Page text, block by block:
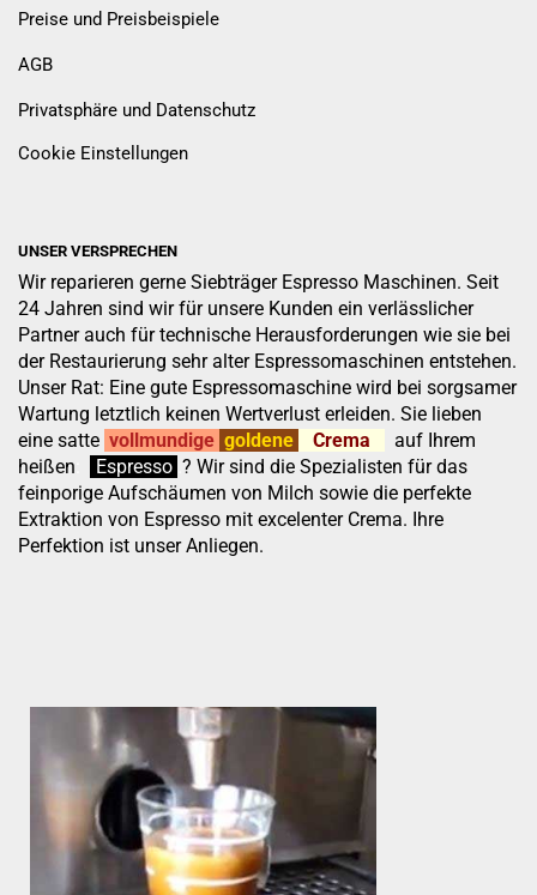
Preise und Preisbeispiele
AGB
Privatsphäre und Datenschutz
Cookie Einstellungen
UNSER VERSPRECHEN
Wir reparieren gerne Siebträger Espresso Maschinen. Seit
24 Jahren sind wir für unsere Kunden ein verlässlicher
Partner auch für technische Herausforderungen wie sie bei
der Restaurierung sehr alter Espressomaschinen entstehen.
Unser Rat: Eine gute Espressomaschine wird bei sorgsamer
Wartung letztlich keinen Wertverlust erleiden. Sie lieben
eine satte vollmundige goldene Crema
auf Ihrem
heißen
Espresso ? Wir sind die Spezialisten für das
feinporige Aufschäumen von Milch sowie die perfekte
Extraktion von Espresso mit excelenter Crema. Ihre
Perfektion ist unser Anliegen.